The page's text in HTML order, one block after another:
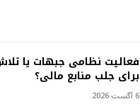
فعالیت نظامی جبهات یا
برای جلب منابع مالی؟
6 آگست 2026